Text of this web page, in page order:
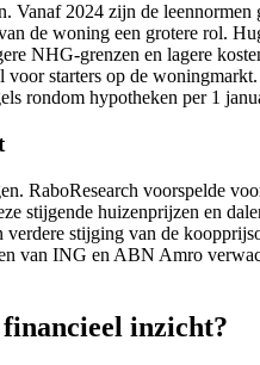
Vanaf 2024 zijn de
de woning een grotere rol.
NHG-grenzen en lagere
starters op de
rondom hypotheken per 1
RaboResearch voorspelde
stijgende huizenprijzen en
stijging van de
van ING en ABN Amro
inzicht?